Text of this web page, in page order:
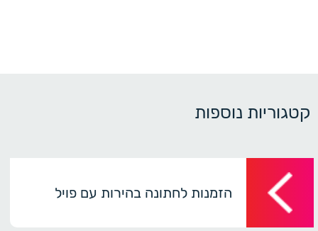
קטגוריות נוספות
הזמנות לחתונה בהירות עם פויל